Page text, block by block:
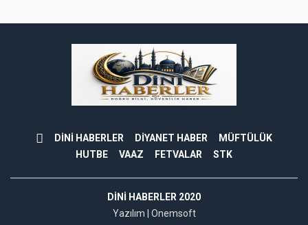
DİNİ HABERLER DİYANET HABER
MÜFTÜLÜK
HUTBE
VAAZ FETVALAR STK
DINI HABERLER 2020
Yazılım | Onemsoft